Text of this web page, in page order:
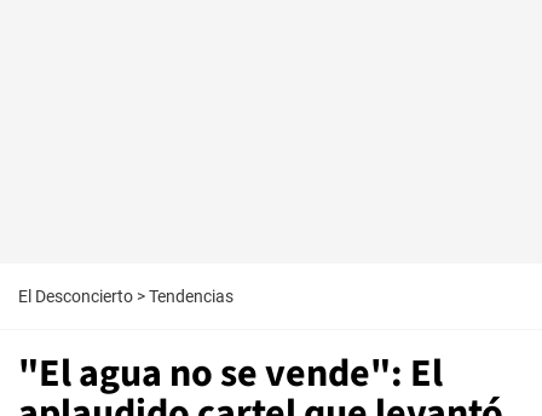
El Desconcierto >Tendencias
"El agua no se vende": El